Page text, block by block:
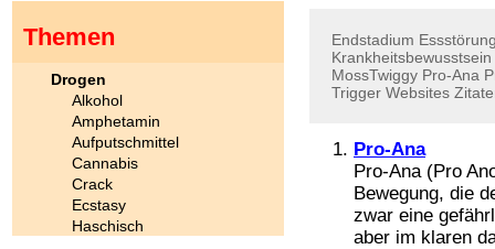
Endstadium
Krankheitsbewusstsein
MossTwiggy Pro-Ana
Trigger Websites
Pro-Ana
Pro-Ana (Pro
Bewegung, die
zwar eine
aber im klaren
Themen
Drogen
Alkohol
Amphetamin
Aufputschmittel
Cannabis
Crack
Ecstasy
Haschisch